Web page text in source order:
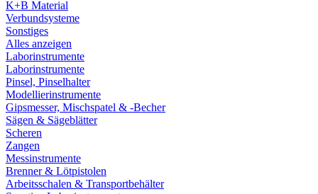
K+B Material
Verbundsysteme
Sonstiges
Alles anzeigen
Laborinstrumente
Laborinstrumente
Pinsel, Pinselhalter
Modellierinstrumente
Gipsmesser, Mischspatel & -Becher
Sägen & Sägeblätter
Scheren
Zangen
Messinstrumente
Brenner & Lötpistolen
Arbeitsschalen & Transportbehälter